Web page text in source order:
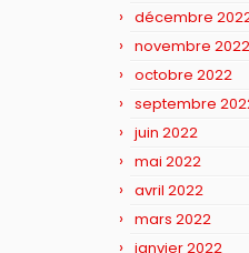
décembre
novembre 2022
octobre 2022
septembre
juin 2022
mai 2022
avril 2022
mars 2022
janvier 2022